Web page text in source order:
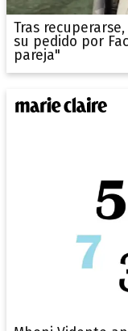
Tras
su pedido por
pareja"